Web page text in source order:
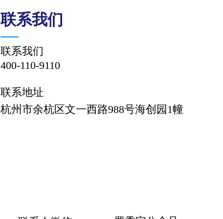
联系我们
联系我们
400-110-9110
联系地址
杭州市余杭区文一西路988号海创园1幢